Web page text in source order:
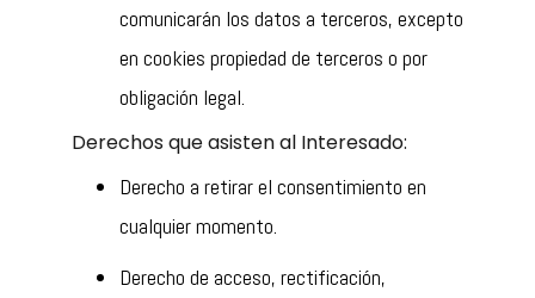
comunicarán los datos a terceros, excepto
en cookies propiedad de terceros o por
obligación legal.
Derechos que asisten al Interesado:
Derecho a retirar el consentimiento en
cualquier momento.
Derecho de acceso, rectificación,